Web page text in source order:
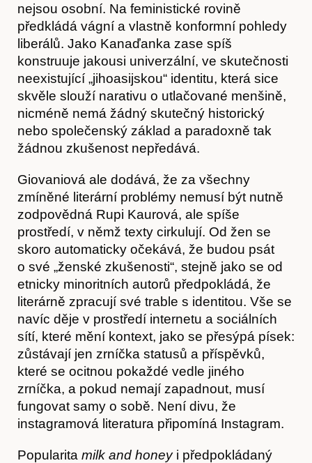
Kontakt
Předplatné
nejsou osobní. Na feministické rovině
předkládá vágní a vlastně konformní pohledy
liberálů. Jako Kanaďanka zase spíš
konstruuje jakousi univerzální, ve skutečnosti
neexistující „jihoasijskou“ identitu, která sice
skvěle slouží narativu o utlačované menšině,
nicméně nemá žádný skutečný historický
nebo společenský základ a paradoxně tak
žádnou zkušenost nepředává.
Giovaniová ale dodává, že za všechny
zmíněné literární problémy nemusí být nutně
zodpovědná Rupi Kaurová, ale spíše
prostředí, v němž texty cirkulují. Od žen se
skoro automaticky očekává, že budou psát
o své „ženské zkušenosti“, stejně jako se od
etnicky minoritních autorů předpokládá, že
literárně zpracují své trable s identitou. Vše se
navíc děje v prostředí internetu a sociálních
sítí, které mění kontext, jako se přesýpá písek:
zůstávají jen zrníčka statusů a příspěvků,
které se ocitnou pokaždé vedle jiného
zrníčka, a pokud nemají zapadnout, musí
fungovat samy o sobě. Není divu, že
instagramová literatura připomíná Instagram.
Popularita milk and honeyi předpokládaný